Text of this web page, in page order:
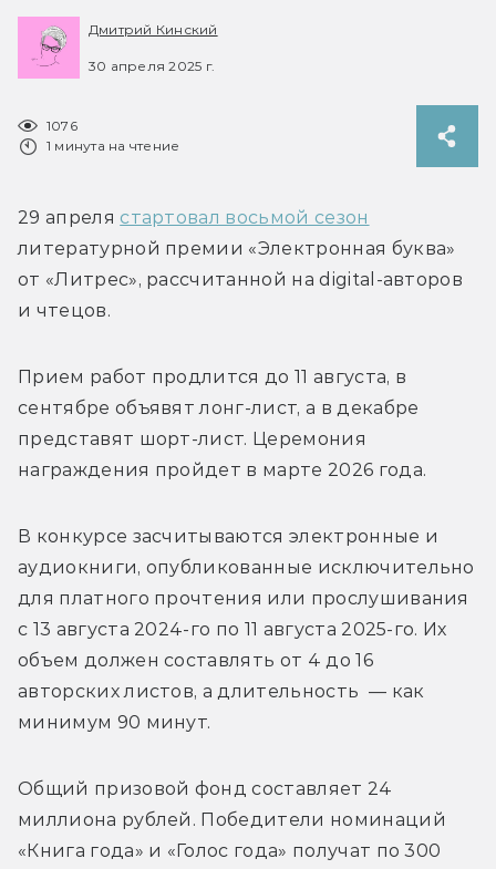
Дмитрий Кинский
30 апреля 2025 г.
1076
1 минута на чтение
29 апреля стартовал восьмой сезон
литературной премии «Электронная буква»
от «Литрес», рассчитанной на digital-авторов
и чтецов.
Прием работ продлится до 11 августа, в
сентябре объявят лонг-лист, а в декабре
представят шорт-лист. Церемония
награждения пройдет в марте 2026 года.
В конкурсе засчитываются электронные и
аудиокниги, опубликованные исключительно
для платного прочтения или прослушивания
с 13 августа 2024-го по 11 августа 2025-го. Их
объем должен составлять от 4 до 16
авторских листов, а длительность  — как
минимум 90 минут.
Общий призовой фонд составляет 24
миллиона рублей. Победители номинаций
«Книга года» и «Голос года» получат по 300